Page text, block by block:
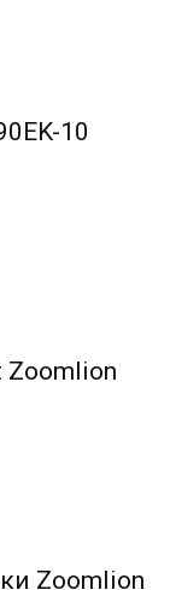
10
Zoomlion
Zoomlion